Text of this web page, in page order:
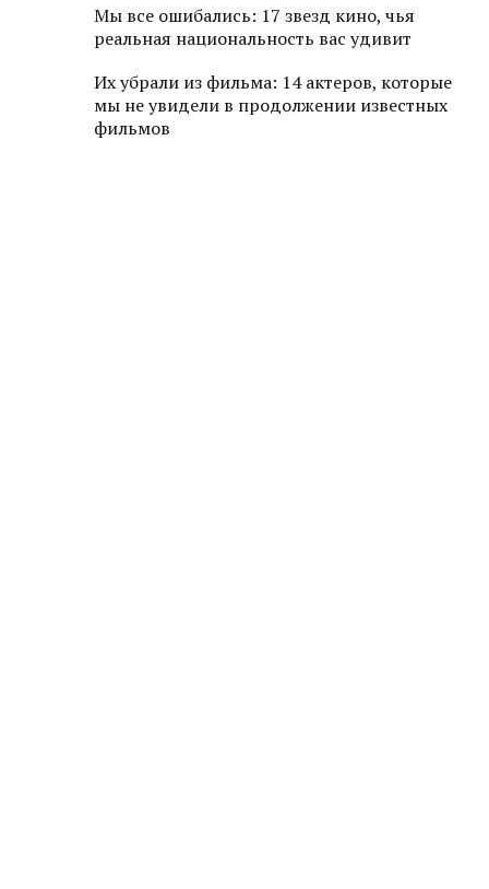
Мы все ошибались: 17 звезд кино, чья
реальная национальность вас удивит
Их убрали из фильма: 14 актеров, которые
мы не увидели в продолжении известных
фильмов